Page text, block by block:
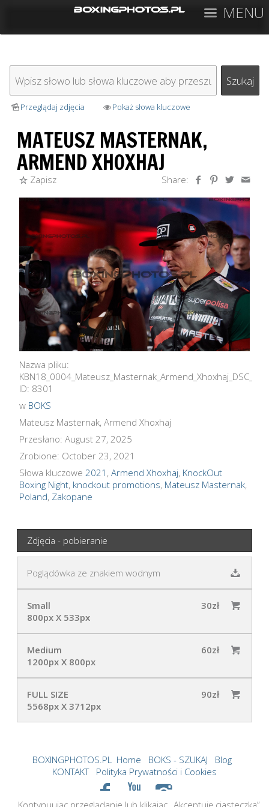
MENU
Przeglądaj zdjęcia Pokaż słowa kluczowe
MATEUSZ MASTERNAK,
ARMEND XHOXHAJ
Zapisz Share:
Nazwa pliku:
ID: 8301
w BOKS
Mateusz Masternak, Armend Xhoxhaj
Przesłano: August 27, 2025
Zrobione: October 23, 2021
Słowa kluczowe 2021 , Armend Xhoxhaj, KnockOut
Boxing Night, knockout promotions, Mateusz Masternak,
Poland, Zakopane
Zdjęcia - pobieranie
Poglądówka ze znakiem wodnym
Small
800px X 533px
30zł
Medium
1200px X 800px
60zł
FULL SIZE
5568px X 3712px
90zł
BOXINGPHOTOS.PL Home BOKS - SZUKAJ
Blog
KONTAKT
Polityka Prywatności i Cookies
Kontynuując przeglądanie lub klikając „Akceptuję ciasteczka”,